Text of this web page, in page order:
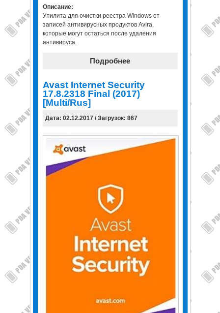
Описание:
Утилита для очистки реестра Windows от
записей антивирусных продуктов Avira,
которые могут остаться после удаления
антивируса.
Подробнее
Avast Internet Security
17.8.2318 Final (2017)
[Multi/Rus]
Дата: 02.12.2017 / Загрузок: 867